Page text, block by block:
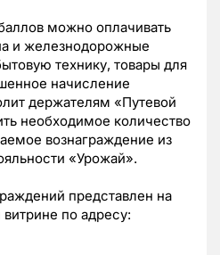
можно оплачивать
и железнодорожные
технику, товары для
начисление
держателям «Путевой
необходимое количество
вознаграждение из
«Урожай».
представлен на
по адресу: